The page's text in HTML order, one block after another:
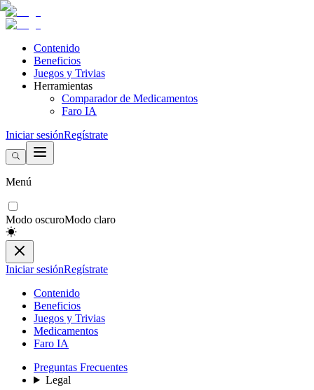
Contenido
Beneficios
Juegos y Trivias
Herramientas
Comparador de Medicamentos
Faro IA
Iniciar sesiónRegístrate
Menú
Modo oscuroModo claro
Iniciar sesiónRegístrate
Contenido
Beneficios
Juegos y Trivias
Medicamentos
Faro IA
Preguntas Frecuentes
Legal